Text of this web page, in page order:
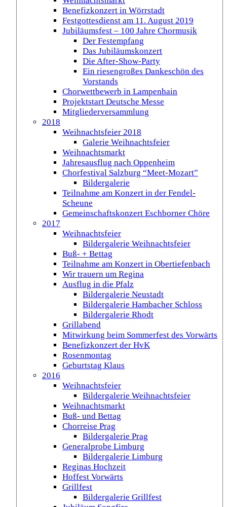
Benefizkonzert in Wörrstadt
Festgottesdienst am 11. August 2019
Jubiläumsfest – 100 Jahre Chormusik
Der Festempfang
Das Jubiläumskonzert
Die After-Show-Party
Ein riesengroßes Dankeschön des
Vorstands
Chorwettbewerb in Lampenhain
Projektstart Deutsche Messe
Mitgliederversammlung
2018
Weihnachtsfeier 2018
Galerie Weihnachtsfeier
Weihnachtsmarkt
Jahresausflug nach Oppenheim
Chorfestival Salzburg “Meet-Mozart”
Bildergalerie
Teilnahme am Konzert in der Fendel-
Scheune
Gemeinschaftskonzert Eschborner Chöre
2017
Weihnachtsfeier
Bildergalerie Weihnachtsfeier
Buß- + Bettag
Teilnahme am Konzert in Obertiefenbach
Wir trauern um Regina
Ausflug in die Pfalz
Bildergalerie Neustadt
Bildergalerie Hambacher Schloss
Bildergalerie Rhodt
Grillabend
Mitwirkung beim Sommerfest des Vorwärts
Benefizkonzert der HvK
Rosenmontag
Geburtstag Klaus
2016
Weihnachtsfeier
Bildergalerie Weihnachtsfeier
Weihnachtsmarkt
Buß- und Bettag
Chorreise Prag
Bildergalerie Prag
Generalprobe Limburg
Bildergalerie Limburg
Reginas Hochzeit
Hoffest Vorwärts
Grillfest
Bildergalerie Grillfest